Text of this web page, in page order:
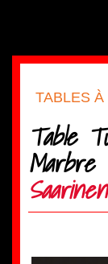
TABLES
Table
Marbre
Saarinen